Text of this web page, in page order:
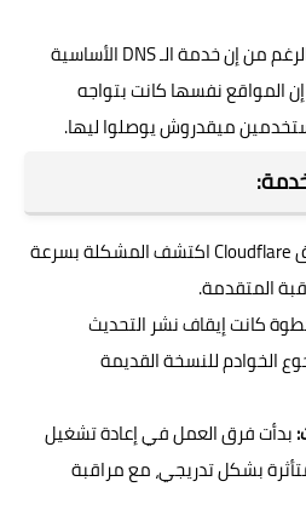
بالرغم من إن خدمة الـ DNS الأساسية
المواقع نفسها كانت بتواجه
ميقدروش يوصلوا ليها.
فريق Cloudflare اكتشف المشكلة بسرعة
المتقدمة.
كانت إيقاف نشر التحديث
الخوادم للنسخة القديمة
بدأت فرق العمل في إعادة تشغيل
بشكل تدريجي، مع مراقبة